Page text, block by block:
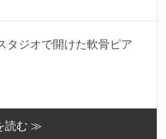
タジオで開けた軟骨ピア
読む ≫